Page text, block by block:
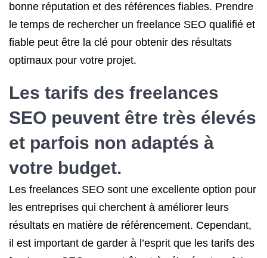
bonne réputation et des références fiables. Prendre
le temps de rechercher un freelance SEO qualifié et
fiable peut être la clé pour obtenir des résultats
optimaux pour votre projet.
Les tarifs des freelances
SEO peuvent être très élevés
et parfois non adaptés à
votre budget.
Les freelances SEO sont une excellente option pour
les entreprises qui cherchent à améliorer leurs
résultats en matière de référencement. Cependant,
il est important de garder à l’esprit que les tarifs des